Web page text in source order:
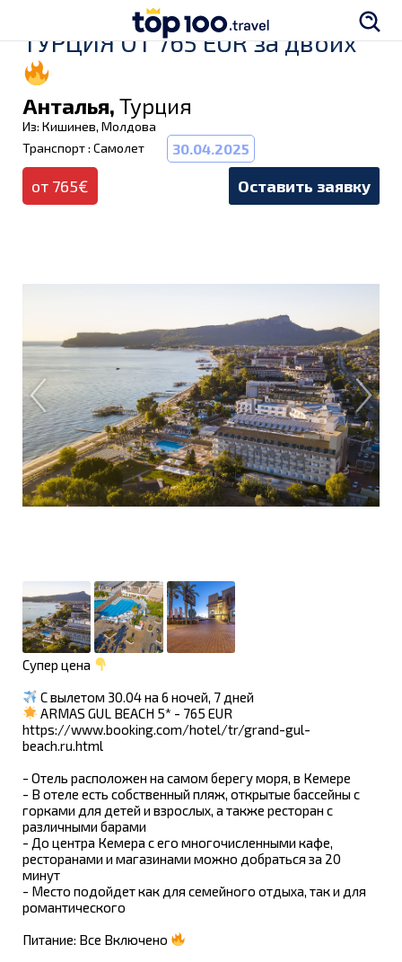
ТУРЦИЯ ОТ 765 EUR за двоих
Анталья, Турция
Из: Кишинев, Молдова
Транспорт : Самолет
30.04.2025
от 765€ Оставить заявку
Супер цена
C вылетом 30.04 на 6 ночей, 7 дней
ARMAS GUL BEACH 5* - 765 EUR
https://www.booking.com/hotel/tr/grand-gul-
beach.ru.html
- Отель расположен на самом берегу моря, в Кемере
- В отеле есть собственный пляж, открытые бассейны с
горками для детей и взрослых, а также ресторан с
различными барами
- До центра Кемера с его многочисленными кафе,
ресторанами и магазинами можно добраться за 20
минут
- Место подойдет как для семейного отдыха, так и для
романтического
Питание: Все Включено